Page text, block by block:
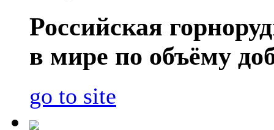
Российская
в мире по объёму
go to site